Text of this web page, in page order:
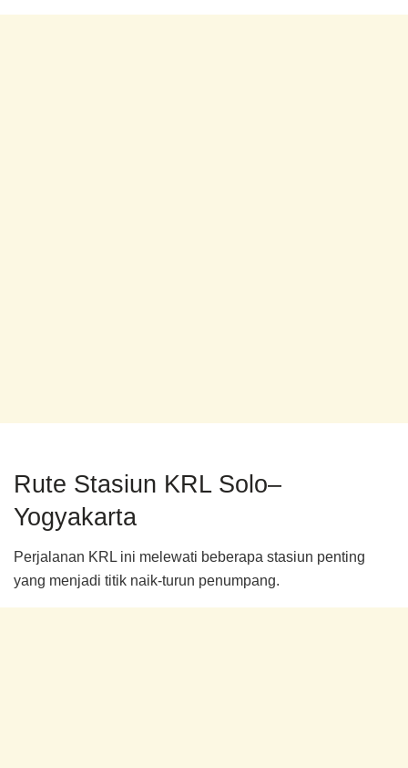
Rute Stasiun KRL Solo–
Yogyakarta
Perjalanan KRL ini melewati beberapa stasiun penting
yang menjadi titik naik-turun penumpang.